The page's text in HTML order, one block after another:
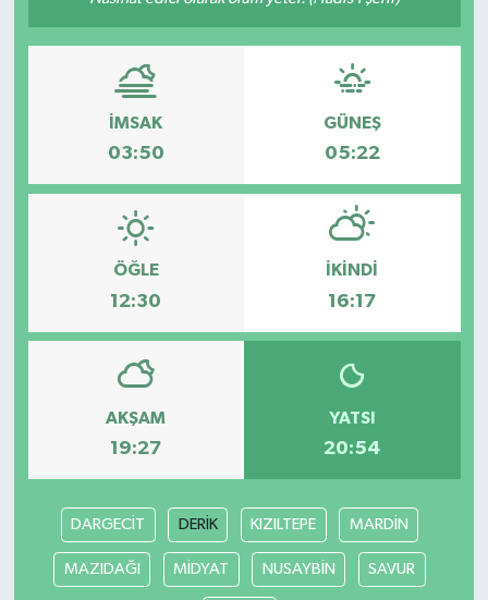
İMSAK
03:50
GÜNEŞ
05:22
ÖĞLE
12:30
İKINDI
16:17
AKŞAM
19:27
YATSI
20:54
DARGECİT DERİK KIZILTEPE MARDİN
MAZIDAĞI MİDYAT NUSAYBİN SAVUR
Sağlık
Tokat Haber